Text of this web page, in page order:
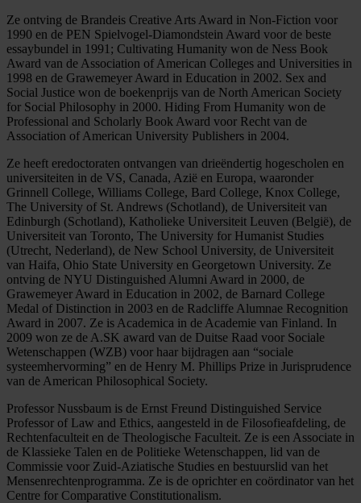
Ze ontving de Brandeis Creative Arts Award in Non-Fiction voor
1990 en de PEN Spielvogel-Diamondstein Award voor de beste
essaybundel in 1991; Cultivating Humanity won de Ness Book
Award van de Association of American Colleges and Universities in
1998 en de Grawemeyer Award in Education in 2002. Sex and
Social Justice won de boekenprijs van de North American Society
for Social Philosophy in 2000. Hiding From Humanity won de
Professional and Scholarly Book Award voor Recht van de
Association of American University Publishers in 2004.
Ze heeft eredoctoraten ontvangen van drieëndertig hogescholen en
universiteiten in de VS, Canada, Azië en Europa, waaronder
Grinnell College, Williams College, Bard College, Knox College,
The University of St. Andrews (Schotland), de Universiteit van
Edinburgh (Schotland), Katholieke Universiteit Leuven (België), de
Universiteit van Toronto, The University for Humanist Studies
(Utrecht, Nederland), de New School University, de Universiteit
van Haifa, Ohio State University en Georgetown University. Ze
ontving de NYU Distinguished Alumni Award in 2000, de
Grawemeyer Award in Education in 2002, de Barnard College
Medal of Distinction in 2003 en de Radcliffe Alumnae Recognition
Award in 2007. Ze is Academica in de Academie van Finland. In
2009 won ze de A.SK award van de Duitse Raad voor Sociale
Wetenschappen (WZB) voor haar bijdragen aan “sociale
systeemhervorming” en de Henry M. Phillips Prize in Jurisprudence
van de American Philosophical Society.
Professor Nussbaum is de Ernst Freund Distinguished Service
Professor of Law and Ethics, aangesteld in de Filosofieafdeling, de
Rechtenfaculteit en de Theologische Faculteit. Ze is een Associate in
de Klassieke Talen en de Politieke Wetenschappen, lid van de
Commissie voor Zuid-Aziatische Studies en bestuurslid van het
Mensenrechtenprogramma. Ze is de oprichter en coördinator van het
Centre for Comparative Constitutionalism.